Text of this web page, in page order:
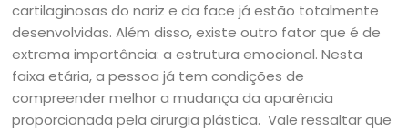
cartilaginosas do nariz e da face já estão totalmente
desenvolvidas. Além disso, existe outro fator que é de
extrema importância: a estrutura emocional. Nesta
faixa etária, a pessoa já tem condições de
compreender melhor a mudança da aparência
proporcionada pela cirurgia plástica. Vale ressaltar que